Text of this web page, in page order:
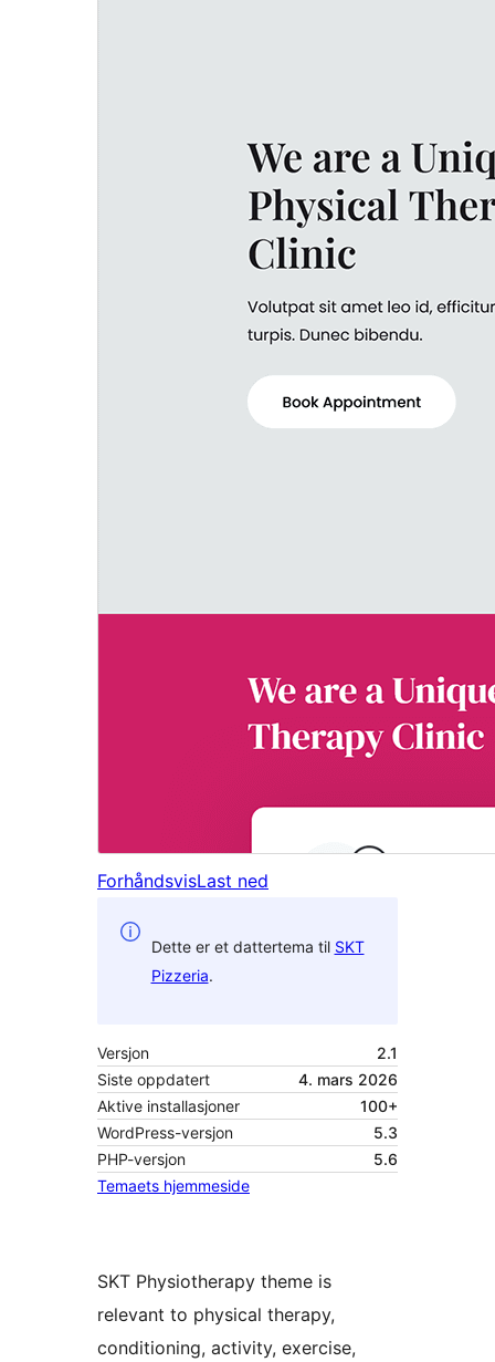
ForhåndsvisLast ned
Dette er et dattertema til SKT
Pizzeria.
Versjon
2.1
Siste oppdatert
4. mars 2026
Aktive installasjoner
100+
WordPress-versjon
5.3
PHP-versjon
5.6
Temaets hjemmeside
SKT Physiotherapy theme is
relevant to physical therapy,
conditioning, activity, exercise,